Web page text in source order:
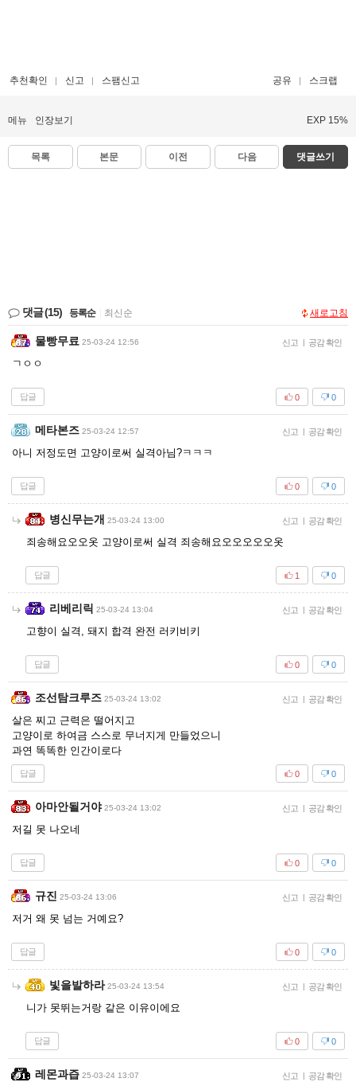
추천확인 신고 스팸신고 공유 스크랩
메뉴 인장보기 EXP 15%
목록 본문 이전 다음 댓글쓰기
댓글(15) 등록순 최신순 새로고침
물빵무료 25-03-24 12:56 신고 | 공감 확인
ㄱㅇㅇ
답글 0
0
메타본즈 25-03-24 12:57 신고 | 공감 확인
아니 저정도면 고양이로써 실격아님?ㅋㅋㅋ
답글 0
0
병신무는개 25-03-24 13:00 신고 | 공감 확인
죄송해요오오옷 고양이로써 실격 죄송해요오오오오오옷
답글 0
1
리베리릭 25-03-24 13:04 신고 | 공감 확인
고향이 실격, 돼지 합격 완전 러키비키
답글 0
0
조선탐크루즈 25-03-24 13:02 신고 | 공감 확인
살은 찌고 근력은 떨어지고
고양이로 하여금 스스로 무너지게 만들었으니
과연 똑똑한 인간이로다
답글 0
0
아마안될거야 25-03-24 13:02 신고 | 공감 확인
저길 못 나오네
답글 0
0
규진 25-03-24 13:06 신고 | 공감 확인
저거 왜 못 넘는 거예요?
답글 0
0
빛을발하라 25-03-24 13:54 신고 | 공감 확인
니가 못뛰는거랑 같은 이유이에요
답글 0
0
레몬과즙 25-03-24 13:07 신고 | 공감 확인